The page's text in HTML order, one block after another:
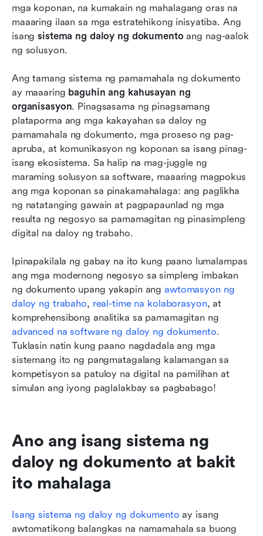
mga koponan, na kumakain ng mahalagang oras na
maaaring ilaan sa mga estratehikong inisyatiba. Ang
isang sistema ng daloy ng dokumento ang nag-aalok
ng solusyon.
Ang tamang sistema ng pamamahala ng dokumento
ay maaaring baguhin ang kahusayan ng
organisasyon. Pinagsasama ng pinagsamang
plataporma ang mga kakayahan sa daloy ng
pamamahala ng dokumento, mga proseso ng pag-
apruba, at komunikasyon ng koponan sa isang pinag-
isang ekosistema. Sa halip na mag-juggle ng
maraming solusyon sa software, maaaring magpokus
ang mga koponan sa pinakamahalaga: ang paglikha
ng natatanging gawain at pagpapaunlad ng mga
resulta ng negosyo sa pamamagitan ng pinasimpleng
digital na daloy ng trabaho.
Ipinapakilala ng gabay na ito kung paano lumalampas
ang mga modernong negosyo sa simpleng imbakan
ng dokumento upang yakapin ang awtomasyon ng
daloy ng trabaho, real-time na kolaborasyon, at
advanced na software ng daloy ng dokumento.
Tuklasin natin kung paano nagdadala ang mga
sistemang ito ng pangmatagalang kalamangan sa
kompetisyon sa patuloy na digital na pamilihan at
simulan ang iyong paglalakbay sa pagbabago!
Ano ang isang sistema ng
daloy ng dokumento at bakit
ito mahalaga
Isang sistema ng daloy ng dokumento ay isang
awtomatikong balangkas na namamahala sa buong
Mga Madalas Itanong
May kaugnayang pagbasa